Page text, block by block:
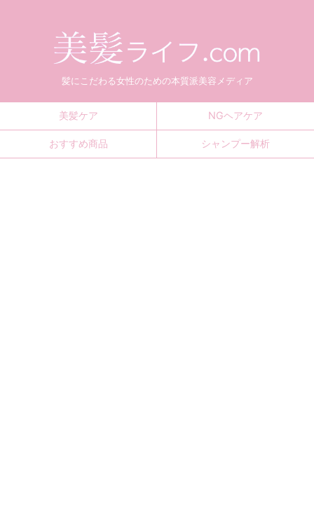
髪にこだわる女性のための本質派美容メディア
美髪ケア NGヘアケア
おすすめ商品 シャンプー解析